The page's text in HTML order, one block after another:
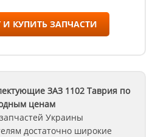
И КУПИТЬ ЗАПЧАСТИ
ЗАЗ 1102 Таврия по
ценам
Украины
достаточно широкие